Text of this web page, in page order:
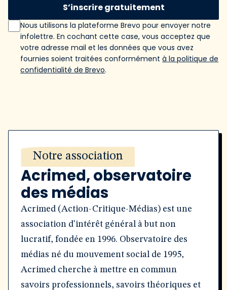
S’inscrire gratuitement
Nous utilisons la plateforme Brevo pour envoyer notre
infolettre. En cochant cette case, vous acceptez que
votre adresse mail et les données que vous avez
fournies soient traitées conformément à la politique de
confidentialité de Brevo.
Notre association
Acrimed, observatoire
des médias
Acrimed (Action-Critique-Médias) est une
association d'intérêt général à but non
lucratif, fondée en 1996. Observatoire des
médias né du mouvement social de 1995,
Acrimed cherche à mettre en commun
savoirs professionnels, savoirs théoriques et